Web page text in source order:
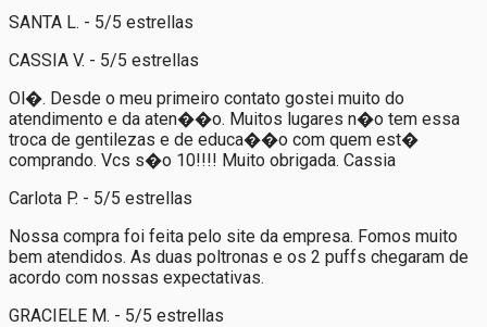
SANTA L. - 5/5 estrellas
CASSIA V. - 5/5 estrellas
Ol�. Desde o meu primeiro contato gostei muito do
atendimento e da aten��o. Muitos lugares n�o tem essa
troca de gentilezas e de educa��o com quem est�
comprando. Vcs s�o 10!!!! Muito obrigada. Cassia
Carlota P. - 5/5 estrellas
Nossa compra foi feita pelo site da empresa. Fomos muito
bem atendidos. As duas poltronas e os 2 puffs chegaram de
acordo com nossas expectativas.
GRACIELE M. - 5/5 estrellas